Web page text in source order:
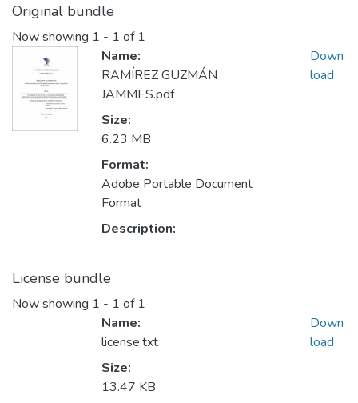
Original bundle
Now showing 1 - 1 of 1
Name:
RAMÍREZ GUZMÁN
JAMMES.pdf
Size:
6.23 MB
Format:
Adobe Portable Document
Format
Description:
Down
load
License bundle
Now showing 1 - 1 of 1
Name:
license.txt
Size:
13.47 KB
Down
load